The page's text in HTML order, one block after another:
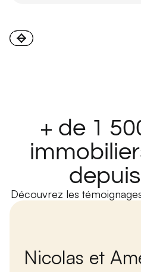
+ de 1
Découvrez les
Nicolas et